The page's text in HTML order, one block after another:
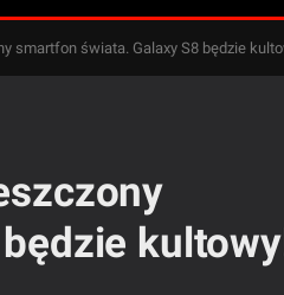
smartfon świata. Galaxy S8 będzie